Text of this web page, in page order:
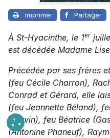
Imprimer Partager
À St-Hyacinthe, le 1er
est décédée Madame
Précédée par ses frères
(feu Cécile Charron),
Conrad et Gérard, elle
(feu Jeannette Béland),
Gauvin), feu Béatrice
(Antonine Phaneuf),